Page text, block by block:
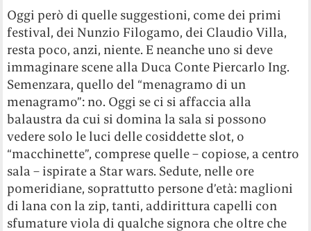
Oggi però di quelle suggestioni, come dei primi
festival, dei Nunzio Filogamo, dei Claudio Villa,
resta poco, anzi, niente. E neanche uno si deve
immaginare scene alla Duca Conte Piercarlo Ing.
Semenzara, quello del “menagramo di un
menagramo”: no. Oggi se ci si affaccia alla
balaustra da cui si domina la sala si possono
vedere solo le luci delle cosiddette slot, o
“macchinette”, comprese quelle – copiose, a centro
sala – ispirate a Star wars. Sedute, nelle ore
pomeridiane, soprattutto persone d’età: maglioni
di lana con la zip, tanti, addirittura capelli con
sfumature viola di qualche signora che oltre che